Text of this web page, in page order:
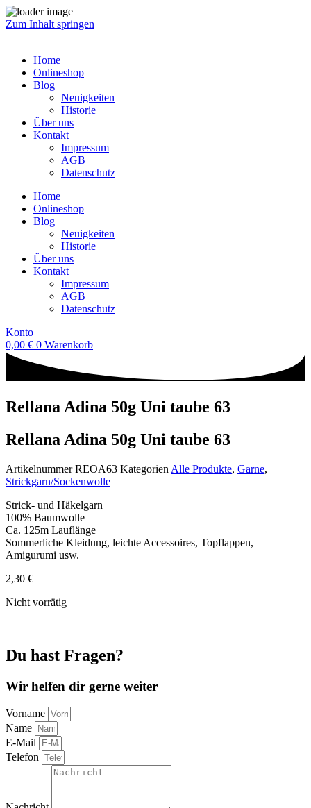
Zum Inhalt springen
Home
Onlineshop
Blog
Neuigkeiten
Historie
Über uns
Kontakt
Impressum
AGB
Datenschutz
Home
Onlineshop
Blog
Neuigkeiten
Historie
Über uns
Kontakt
Impressum
AGB
Datenschutz
Konto
0,00 € 0 Warenkorb
Rellana Adina 50g Uni taube 63
Rellana Adina 50g Uni taube 63
ArtikelnummerREOA63 Kategorien Alle Produkte, Garne,
Strickgarn/Sockenwolle
Strick- und Häkelgarn
100% Baumwolle
Ca. 125m Lauflänge
Sommerliche Kleidung, leichte Accessoires, Topflappen,
Amigurumi usw.
2,30 €
Nicht vorrätig
Du hast Fragen?
Wir helfen dir gerne weiter
Vorname
Name
E-Mail
Telefon